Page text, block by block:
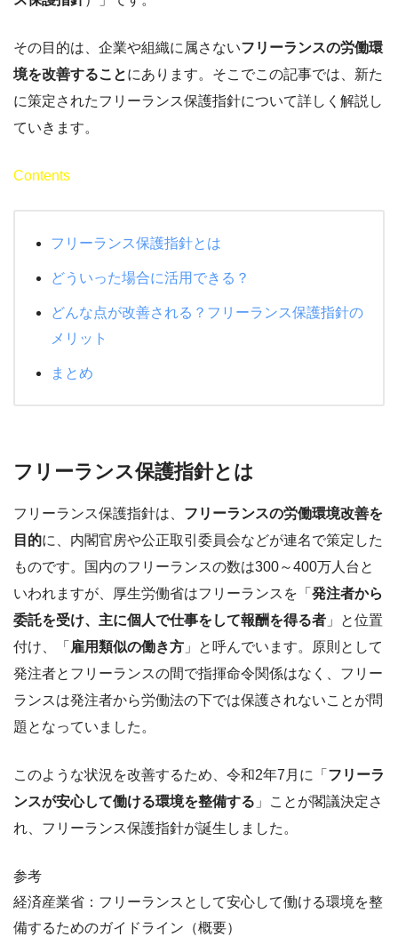
その目的は、企業や組織に属さないフリーランスの労働環
境を改善することにあります。そこでこの記事では、新た
に策定されたフリーランス保護指針について詳しく解説し
ていきます。
Contents
フリーランス保護指針とは
どういった場合に活用できる？
どんな点が改善される？フリーランス保護指針の
メリット
まとめ
フリーランス保護指針とは
フリーランス保護指針は、 フリーランスの労働環境改善を
目的に、内閣官房や公正取引委員会などが連名で策定した
ものです。国内のフリーランスの数は300～400万人台と
いわれますが、厚生労働省はフリーランスを「 発注者から
委託を受け、主に個人で仕事をして報酬を得る者 」と位置
付け、「 雇用類似の働き方 」と呼んでいます。原則として
発注者とフリーランスの間で指揮命令関係はなく、フリー
ランスは発注者から労働法の下では保護されないことが問
題となっていました。
このような状況を改善するため、令和2年7月に「 フリーラ
ンスが安心して働ける環境を整備する 」ことが閣議決定さ
れ、フリーランス保護指針が誕生しました。
参考
経済産業省：フリーランスとして安心して働ける環境を整
備するためのガイドライン（概要）